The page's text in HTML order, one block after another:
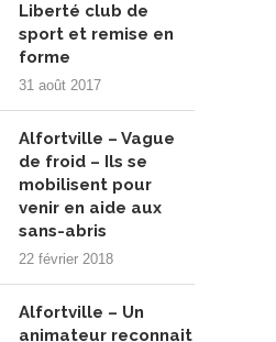
Liberté club de
sport et remise en
forme
31 août 2017
Alfortville – Vague
de froid – Ils se
mobilisent pour
venir en aide aux
sans-abris
22 février 2018
Alfortville – Un
animateur reconnait